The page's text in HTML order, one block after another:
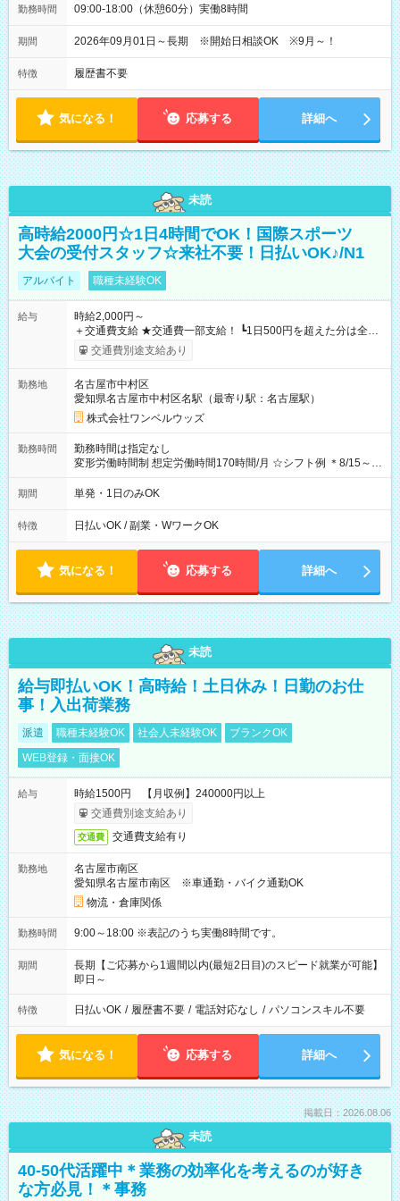
勤務時間 09:00-18:00（休憩60分）実働8時間
期間 2026年09月01日～長期 ※開始日相談OK ※9月～！
特徴 履歴書不要
気になる！ 応募する 詳細へ
未読
高時給2000円☆1日4時間でOK！国際スポーツ
大会の受付スタッフ☆来社不要！日払いOK♪/N1
アルバイト 職種未経験OK
給与
時給2,000円～
＋交通費支給 ★交通費一部支給！ ┗1日500円を超えた分は全額
支給！ ※往復500円以内の方は自己負担となります ★日払い
OK！（規定あり） ┗働いたその日に現金GET♪ お仕事後はコン
期間なし
交通費別途支給あり
勤務地
名古屋市中村区
愛知県名古屋市中村区名駅（最寄り駅：名古屋駅）
株式会社ワンベルウッズ
勤務時間
勤務時間は指定なし
変形労働時間制 想定労働時間170時間/月 ☆シフト例 ＊8/15～
10/26 全日共通 08：00～12：00 17：00～21：00 ＊8/31
～9/19のみ下記シフトもあります！ 12：00～16：00 ＊9/6～
00
期間 単発・1日のみOK
特徴 日払いOK / 副業・WワークOK
気になる！ 応募する 詳細へ
未読
給与即払いOK！高時給！土日休み！日勤のお仕
事！入出荷業務
派遣 職種未経験OK 社会人未経験OK
ブランクOK
WEB登録・面接OK
給与
時給1500円 【月収例】240000円以上
交通費別途支給あり
交通費 交通費支給有り
勤務地
名古屋市南区
愛知県名古屋市南区 ※車通勤・バイク通勤OK
物流・倉庫関係
勤務時間 9:00～18:00 ※表記のうち実働8時間です。
期間
長期【ご応募から1週間以内(最短2日目)のスピード就業が可能】
即日～
特徴 日払いOK / 履歴書不要 / 電話対応なし / パソコンスキル不要
気になる！ 応募する 詳細へ
掲載日：2026.08.06
未読
40-50代活躍中＊業務の効率化を考えるのが好き
な方必見！＊事務